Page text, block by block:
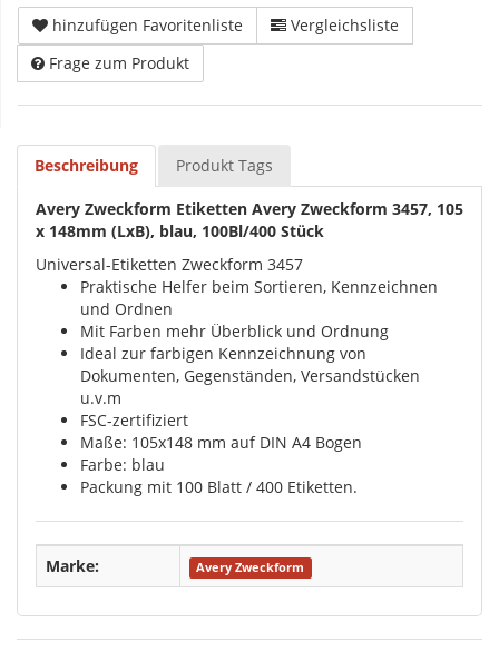
hinzufügen Favoritenliste
Vergleichsliste
Frage zum Produkt
Beschreibung Produkt Tags
Avery Zweckform Etiketten Avery Zweckform 3457, 105
x 148mm (LxB), blau, 100Bl/400 Stück
Universal-Etiketten Zweckform 3457
Praktische Helfer beim Sortieren, Kennzeichnen
und Ordnen
Mit Farben mehr Überblick und Ordnung
Ideal zur farbigen Kennzeichnung von
Dokumenten, Gegenständen, Versandstücken
u.v.m
FSC-zertifiziert
Maße: 105x148 mm auf DIN A4 Bogen
Farbe: blau
Packung mit 100 Blatt / 400 Etiketten.
Marke: Avery Zweckform